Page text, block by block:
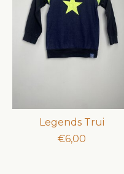
Legends Trui
€6,00